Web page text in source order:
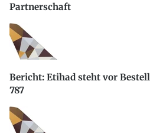
Partnerschaft
Bericht: Etihad steht vor
787